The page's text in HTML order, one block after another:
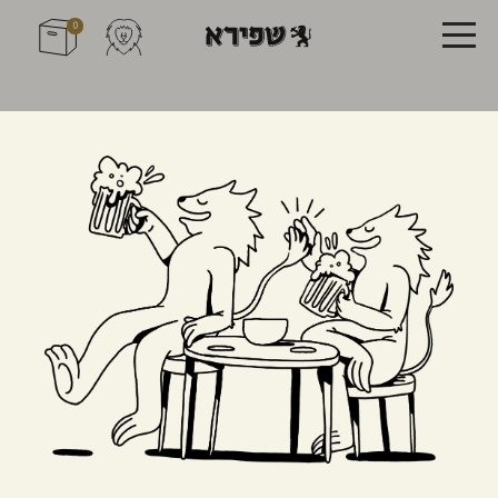
0
תגית:מקומי
Farm to Bottle
דני שפירא
28/10/2025
לפעמים בירה היא יותר מבירה. לפעמים היא